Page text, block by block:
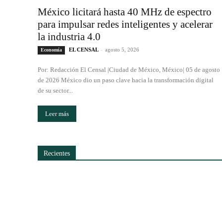
México licitará hasta 40 MHz de espectro
para impulsar redes inteligentes y acelerar
la industria 4.0
Economía EL CENSAL - agosto 5, 2026
Por: Redacción El Censal |Ciudad de México, México| 05 de agosto
de 2026 México dio un paso clave hacia la transformación digital
de su sector...
Leer más
Recientes